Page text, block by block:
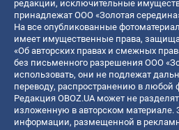
редакции, исключительные
принадлежат ООО «Золотая
На все опубликованные
имеет имущественные права,
«Об авторских правах и смежных
без письменного разрешения ООО
использовать, они не подлежат
переводу, распространению в любой
Редакция OBOZ.UA может не
изложенную в авторском материале.
информации, размещенной в